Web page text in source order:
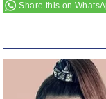
Share this on